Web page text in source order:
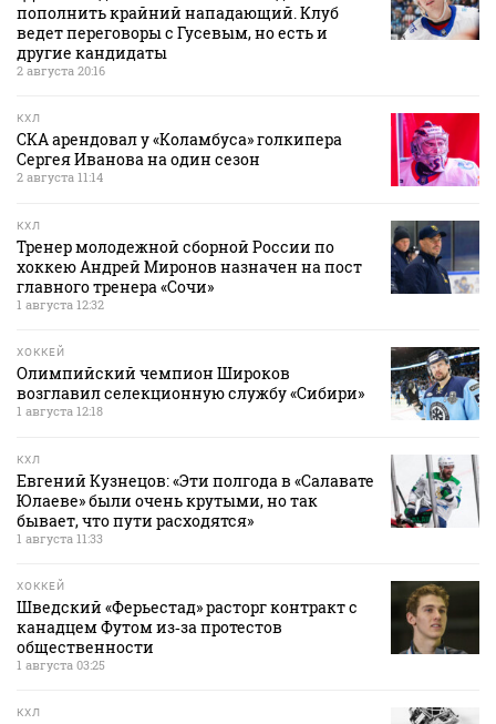
пополнить крайний нападающий. Клуб
ведет переговоры с Гусевым, но есть и
другие кандидаты
2 августа 20:16
КХЛ
СКА арендовал у «Коламбуса» голкипера
Сергея Иванова на один сезон
2 августа 11:14
КХЛ
Тренер молодежной сборной России по
хоккею Андрей Миронов назначен на пост
главного тренера «Сочи»
1 августа 12:32
ХОККЕЙ
Олимпийский чемпион Широков
возглавил селекционную службу «Сибири»
1 августа 12:18
КХЛ
Евгений Кузнецов: «Эти полгода в «Салавате
Юлаеве» были очень крутыми, но так
бывает, что пути расходятся»
1 августа 11:33
ХОККЕЙ
Шведский «Ферьестад» расторг контракт с
канадцем Футом из‑за протестов
общественности
1 августа 03:25
КХЛ